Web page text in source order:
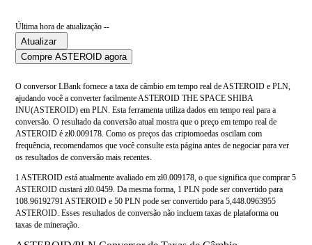
Última hora de atualização --
Atualizar
Compre ASTEROID agora
O conversor LBank fornece a taxa de câmbio em tempo real de ASTEROID e PLN,
ajudando você a converter facilmente ASTEROID THE SPACE SHIBA
INU(ASTEROID) em PLN. Esta ferramenta utiliza dados em tempo real para a
conversão. O resultado da conversão atual mostra que o preço em tempo real de
ASTEROID é zł0.009178. Como os preços das criptomoedas oscilam com
frequência, recomendamos que você consulte esta página antes de negociar para ver
os resultados de conversão mais recentes.
1 ASTEROID está atualmente avaliado em zł0.009178, o que significa que comprar 5
ASTEROID custará zł0.0459. Da mesma forma, 1 PLN pode ser convertido para
108.96192791 ASTEROID e 50 PLN pode ser convertido para 5,448.0963955
ASTEROID. Esses resultados de conversão não incluem taxas de plataforma ou
taxas de mineração.